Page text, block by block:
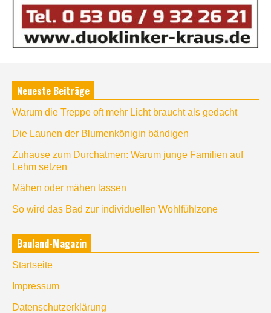
Neueste Beiträge
Warum die Treppe oft mehr Licht braucht als gedacht
Die Launen der Blumenkönigin bändigen
Zuhause zum Durchatmen: Warum junge Familien auf
Lehm setzen
Mähen oder mähen lassen
So wird das Bad zur individuellen Wohlfühlzone
Bauland-Magazin
Startseite
Impressum
Datenschutzerklärung